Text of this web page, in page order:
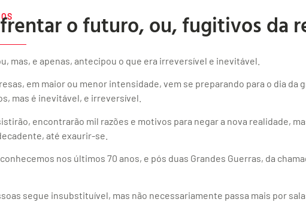
o futuro, ou, fugitivos da
mas, e apenas, antecipou o que era irreversível e inevitável.
em maior ou menor intensidade, vem se preparando para o dia
mas é inevitável, e irreversível.
encontrarão mil razões e motivos para negar a nova realidade,
até exaurir-se.
nos últimos 70 anos, e pós duas Grandes Guerras, da
segue insubstituível, mas não necessariamente passa mais por